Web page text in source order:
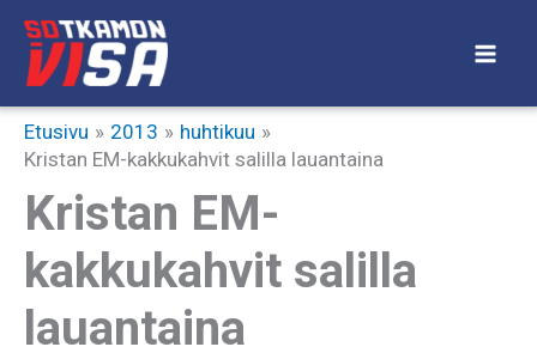
Siirry
sisältöön
Etusivu 2013
huhtikuu
Kristan EM-kakkukahvit salilla lauantaina
Kristan EM-
kakkukahvit salilla
lauantaina